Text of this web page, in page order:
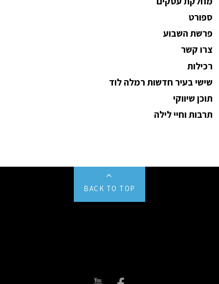
ספורט
פרשת השבוע
צרו קשר
רכילות
שישי בעיר חדשות רמלה לוד
תוכן שיווקי
תרבות וחיי לילה
BACK TO TOP